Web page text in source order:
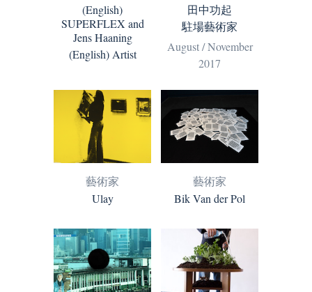
(English)
SUPERFLEX and
Jens Haaning
(English) Artist
田中功起
駐場藝術家
August / November
2017
藝術家
Ulay
藝術家
Bik Van der Pol